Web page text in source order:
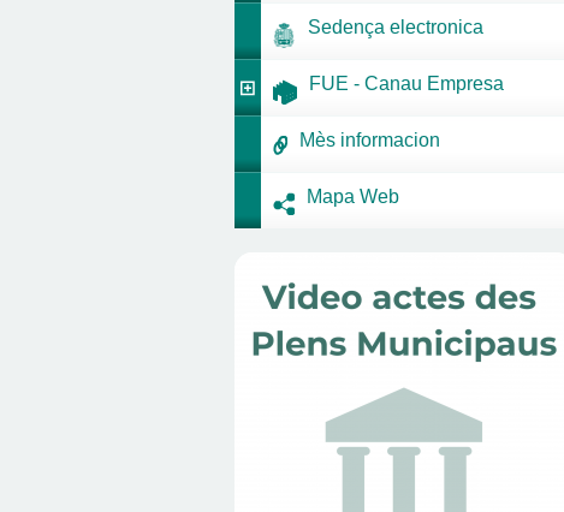
Sedença electronica
FUE - Canau Empresa
Mès informacion
Mapa Web